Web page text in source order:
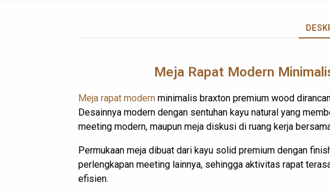
Meja Rapat Modern
Meja rapat modern minimalis braxton premium wood
Desainnya modern dengan sentuhan kayu natural yang
meeting modern, maupun meja diskusi di ruang kerja
Permukaan meja dibuat dari kayu solid premium dengan
perlengkapan meeting lainnya, sehingga aktivitas rapat
efisien.